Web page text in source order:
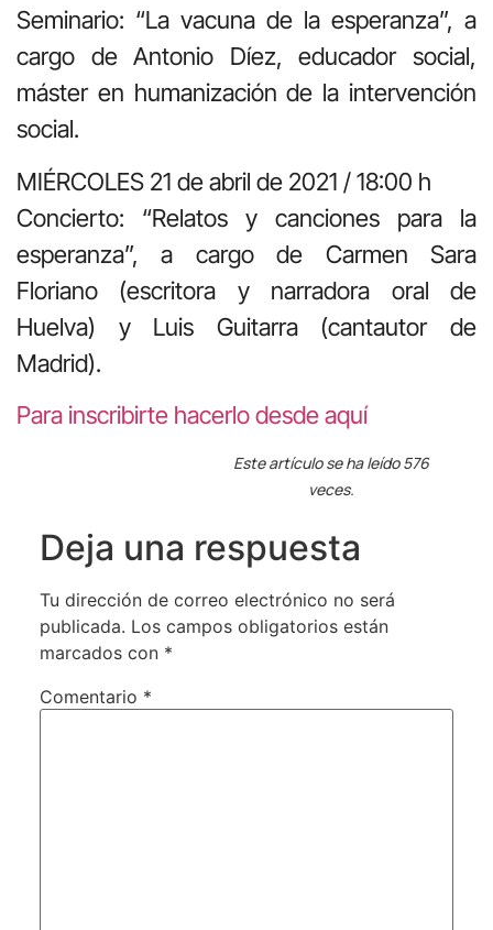
Seminario: “La vacuna de la esperanza”, a
cargo de Antonio Díez, educador social,
máster en humanización de la intervención
social.
MIÉRCOLES 21 de abril de 2021 / 18:00 h
Concierto: “Relatos y canciones para la
esperanza”, a cargo de Carmen Sara
Floriano (escritora y narradora oral de
Huelva) y Luis Guitarra (cantautor de
Madrid).
Para inscribirte hacerlo desde aquí
Este artículo se ha leído 576
veces.
Deja una respuesta
Tu dirección de correo electrónico no será
publicada. Los campos obligatorios están
marcados con *
Comentario *